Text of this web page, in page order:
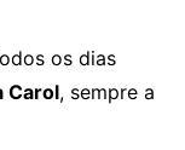
os dias
Carol, sempre a